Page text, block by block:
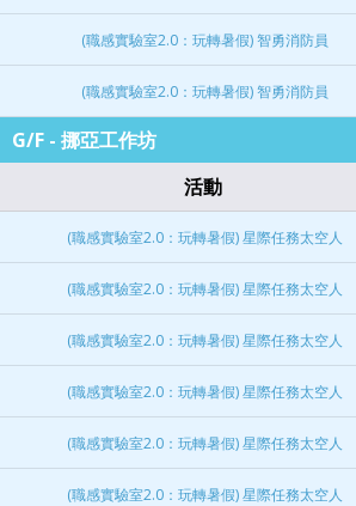
(職感實驗室2.0：玩轉暑假) 智勇消防員
(職感實驗室2.0：玩轉暑假) 智勇消防員
G/F - 挪亞工作坊
活動
(職感實驗室2.0：玩轉暑假) 星際任務太空人
(職感實驗室2.0：玩轉暑假) 星際任務太空人
(職感實驗室2.0：玩轉暑假) 星際任務太空人
(職感實驗室2.0：玩轉暑假) 星際任務太空人
(職感實驗室2.0：玩轉暑假) 星際任務太空人
(職感實驗室2.0：玩轉暑假) 星際任務太空人